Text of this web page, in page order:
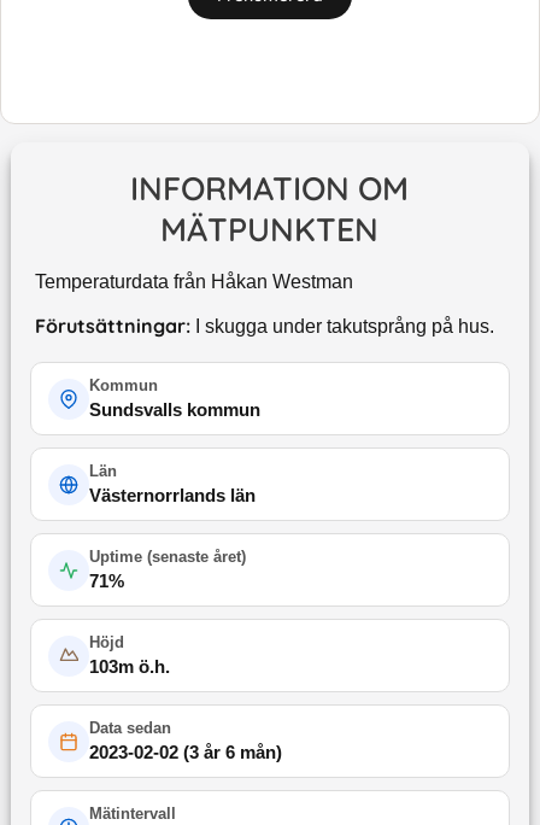
INFORMATION OM
MÄTPUNKTEN
Temperaturdata från Håkan Westman
Förutsättningar: I skugga under takutsprång på hus.
Kommun
Sundsvalls kommun
Län
Västernorrlands län
Uptime (senaste året)
71%
Höjd
103m ö.h.
Data sedan
2023-02-02(3 år 6 mån)
Mätintervall